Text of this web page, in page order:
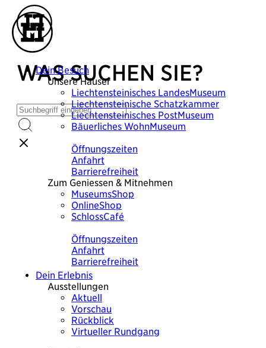
Dein Besuch
Unsere Häuser
Liechtensteinisches LandesMuseum
Liechtensteinische Schatzkammer
Liechtensteinisches PostMuseum
Bäuerliches WohnMuseum
Öffnungszeiten
Anfahrt
Barrierefreiheit
Zum Geniessen & Mitnehmen
MuseumsShop
OnlineShop
SchlossCafé
Öffnungszeiten
Anfahrt
Barrierefreiheit
Dein Erlebnis
Ausstellungen
Aktuell
Vorschau
Rückblick
Virtueller Rundgang
WAS SUCHEN SIE?